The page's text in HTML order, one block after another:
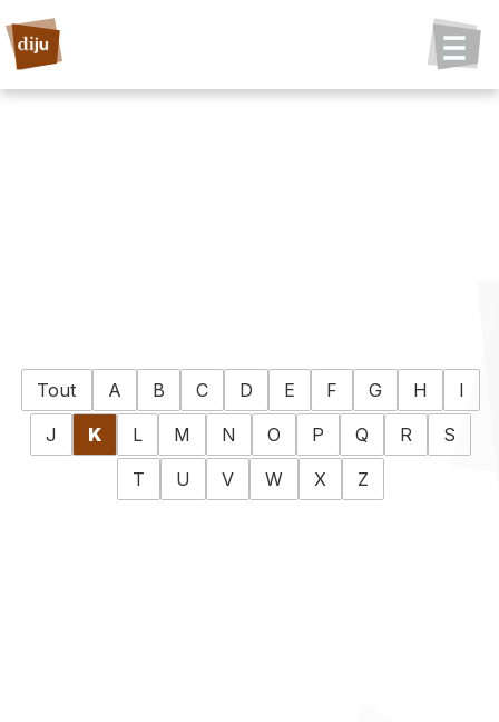
Tout A B C D E F G H
I
J
K L M N O P Q R
S
T
U V W X Z